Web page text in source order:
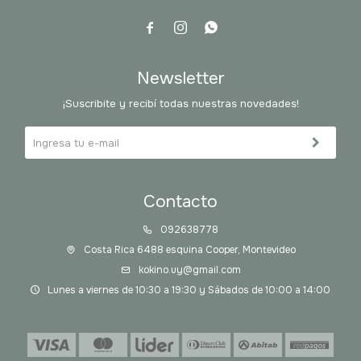
  
Contacto
092638778
Costa Rica 6488 esquina Cooper, Montevideo
kokino.uy@gmail.com
Lunes a viernes de 10:30 a 19:30 y Sábados de 10:00 a 14:00
Newsletter
¡Suscribite y recibí todas nuestras novedades!